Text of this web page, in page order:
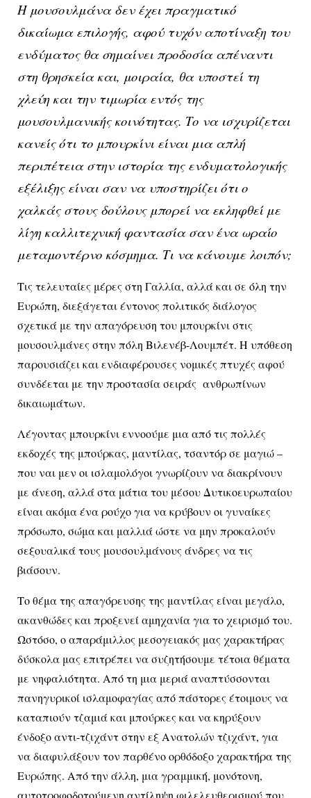
Η μουσουλμάνα δεν έχει πραγματικό
δικαίωμα επιλογής, αφού τυχόν αποτίναξη του
ενδύματος θα σημαίνει προδοσία απέναντι
στη θρησκεία και, μοιραία, θα υποστεί τη
χλεύη και την τιμωρία εντός της
μουσουλμανικής κοινότητας. Το να ισχυρίζεται
κανείς ότι το μπουρκίνι είναι μια απλή
περιπέτεια στην ιστορία της ενδυματολογικής
εξέλιξης είναι σαν να υποστηρίζει ότι ο
χαλκάς στους δούλους μπορεί να εκληφθεί με
λίγη καλλιτεχνική φαντασία σαν ένα ωραίο
μεταμοντέρνο κόσμημα. Τι να κάνουμε λοιπόν;
Τις τελευταίες μέρες στη Γαλλία, αλλά και σε όλη την
Ευρώπη, διεξάγεται έντονος πολιτικός διάλογος
σχετικά με την απαγόρευση του μπουρκίνι στις
μουσουλμάνες στην πόλη Βιλενέβ-Λουμπέτ. Η υπόθεση
παρουσιάζει και ενδιαφέρουσες νομικές πτυχές αφού
συνδέεται με την προστασία σειράς ανθρωπίνων
δικαιωμάτων.
Λέγοντας μπουρκίνι εννοούμε μια από τις πολλές
εκδοχές της μπούρκας, μαντίλας, τσαντόρ σε μαγιώ –
που ναι μεν οι ισλαμολόγοι γνωρίζουν να διακρίνουν
με άνεση, αλλά στα μάτια του μέσου Δυτικοευρωπαίου
είναι ακόμα ένα ρούχο για να κρύβουν οι γυναίκες
πρόσωπο, σώμα και μαλλιά ώστε να μην προκαλούν
σεξουαλικά τους μουσουλμάνους άνδρες να τις
βιάσουν.
Το θέμα της απαγόρευσης της μαντίλας είναι μεγάλο,
ακανθώδες και προξενεί αμηχανία για το χειρισμό του.
Ωστόσο, ο απαράμιλλος μεσογειακός μας χαρακτήρας
δύσκολα μας επιτρέπει να συζητήσουμε τέτοια θέματα
με νηφαλιότητα. Από τη μια μεριά αναπτύσσονται
πανηγυρικοί ισλαμοφαγίας από πάστορες έτοιμους να
καταπιούν τζαμιά και μπούρκες και να κηρύξουν
ένδοξο αντι-τζιχάντ στην εξ Ανατολών τζιχάντ, για
να διαφυλάξουν τον παρθένο ορθόδοξο χαρακτήρα της
Ευρώπης. Από την άλλη, μια γραμμική, μονότονη,